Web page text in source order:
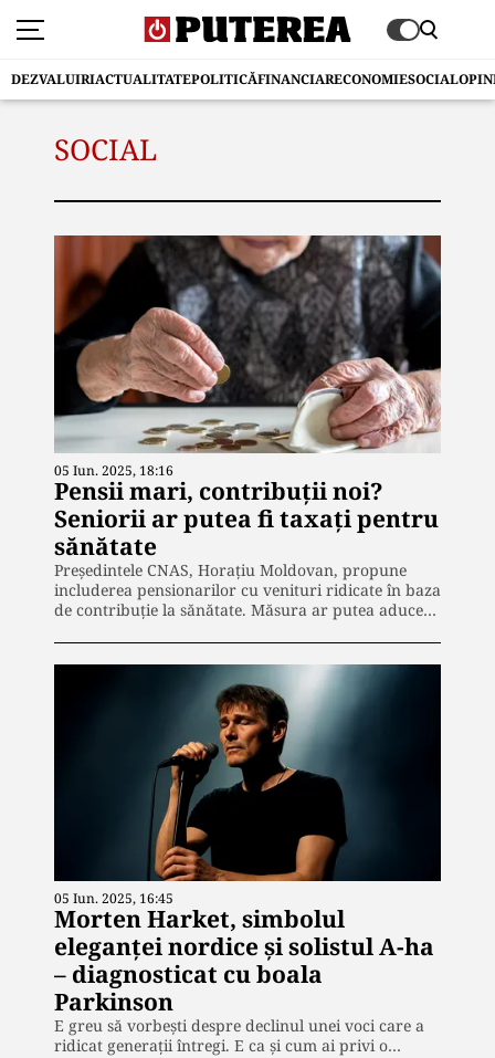
DEZVALUIRIACTUALITATEPOLITICĂFINANCIARECONOMIESOCIAL
SOCIAL
05 Iun. 2025, 18:16
Pensii mari, contribuții noi?
Seniorii ar putea fi taxați pentru
sănătate
Președintele CNAS, Horațiu Moldovan, propune
includerea pensionarilor cu venituri ridicate în baza
de contribuție la sănătate. Măsura ar putea aduce…
05 Iun. 2025, 16:45
Morten Harket, simbolul
eleganței nordice și solistul A-ha
– diagnosticat cu boala
Parkinson
E greu să vorbești despre declinul unei voci care a
ridicat generații întregi. E ca și cum ai privi o…